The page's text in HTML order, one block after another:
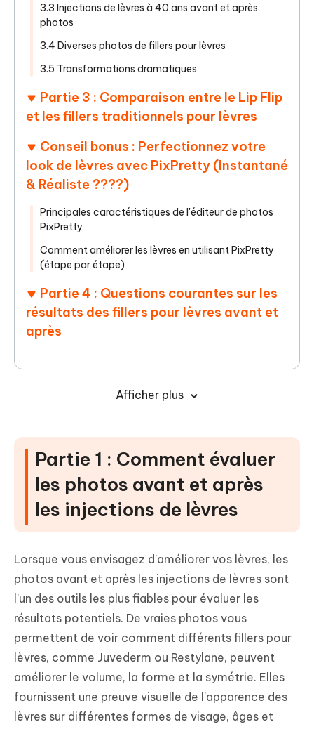
3.3 Injections de lèvres à 40 ans avant et après
photos
3.4 Diverses photos de fillers pour lèvres
3.5 Transformations dramatiques
Partie 3 : Comparaison entre le Lip Flip
et les fillers traditionnels pour lèvres
Conseil bonus : Perfectionnez votre
look de lèvres avec PixPretty (Instantané
& Réaliste ????)
Principales caractéristiques de l'éditeur de photos
PixPretty
Comment améliorer les lèvres en utilisant PixPretty
(étape par étape)
Partie 4 : Questions courantes sur les
résultats des fillers pour lèvres avant et
après
Afficher plus
Partie 1 : Comment évaluer
les photos avant et après
les injections de lèvres
Lorsque vous envisagez d'améliorer vos lèvres, les
photos avant et après les injections de lèvres sont
l'un des outils les plus fiables pour évaluer les
résultats potentiels. De vraies photos vous
permettent de voir comment différents fillers pour
lèvres, comme Juvederm ou Restylane, peuvent
améliorer le volume, la forme et la symétrie. Elles
fournissent une preuve visuelle de l'apparence des
lèvres sur différentes formes de visage, âges et